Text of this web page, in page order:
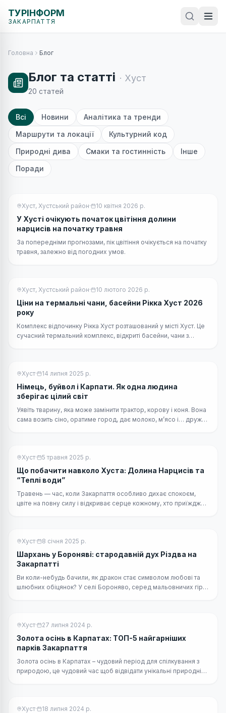
ТУРІНФОРМ
ЗАКАРПАТТЯ
Головна Блог
Блог та статті · Хуст
20 статей
Всі Новини
Аналітика та тренди
Маршрути та локації
Культурний код
Природні дива
Смаки та гостинність
Інше
Поради
Хуст, Хустський район· 10 квітня 2026 р.
У Хусті очікують початок цвітіння долини
нарцисів на початку травня
За попередніми прогнозами, пік цвітіння очікується на початку
травня, залежно від погодних умов.
Хуст, Хустський район· 10 лютого 2026 р.
Ціни на термальні чани, басейни Рікка Хуст 2026
року
Комплекс відпочинку Рікка Хуст розташований у місті Хуст. Це
сучасний термальний комплекс, відкриті басейни, чани з
Хуст· 14 липня 2025 р.
Німець, буйвол і Карпати. Як одна людина
зберігає цілий світ
Уявіть тварину, яка може замінити трактор, корову і коня. Вона
сама возить сіно, оратиме город, дає молоко, м’ясо і… дружбу
Хуст· 5 травня 2025 р.
Що побачити навколо Хуста: Долина Нарцисів та
“Теплі води”
Травень — час, коли Закарпаття особливо дихає спокоєм,
цвіте на повну силу і відкриває серце кожному, хто приїжджає
Хуст· 8 січня 2025 р.
Шархань у Бороняві: стародавній дух Різдва на
Закарпатті
Ви коли-небудь бачили, як дракон стає символом любові та
шлюбних обіцянок? У селі Бороняво, серед мальовничих гір
Хуст· 27 липня 2024 р.
Золота осінь в Карпатах: ТОП-5 найгарніших
парків Закарпаття
Золота осінь в Карпатах – чудовий період для спілкування з
природою, це чудовий час щоб відвідати унікальні природні
Хуст· 18 липня 2024 р.